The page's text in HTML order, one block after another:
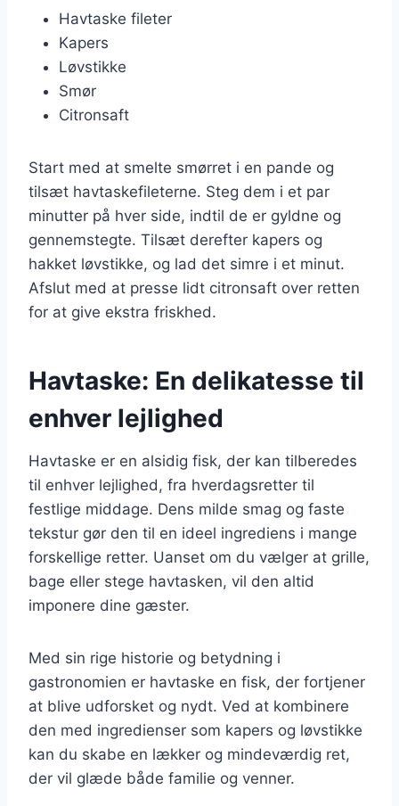
Havtaske fileter
Kapers
Løvstikke
Smør
Citronsaft
Start med at smelte smørret i en pande og
tilsæt havtaskefileterne. Steg dem i et par
minutter på hver side, indtil de er gyldne og
gennemstegte. Tilsæt derefter kapers og
hakket løvstikke, og lad det simre i et minut.
Afslut med at presse lidt citronsaft over retten
for at give ekstra friskhed.
Havtaske: En delikatesse til
enhver lejlighed
Havtaske er en alsidig fisk, der kan tilberedes
til enhver lejlighed, fra hverdagsretter til
festlige middage. Dens milde smag og faste
tekstur gør den til en ideel ingrediens i mange
forskellige retter. Uanset om du vælger at grille,
bage eller stege havtasken, vil den altid
imponere dine gæster.
Med sin rige historie og betydning i
gastronomien er havtaske en fisk, der fortjener
at blive udforsket og nydt. Ved at kombinere
den med ingredienser som kapers og løvstikke
kan du skabe en lækker og mindeværdig ret,
der vil glæde både familie og venner.